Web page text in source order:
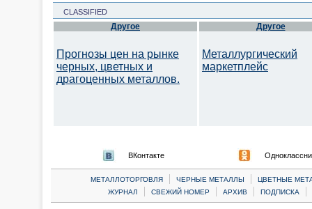
CLASSIFIED
Другое
Прогнозы цен на рынке
черных, цветных и
драгоценных металлов.
Другое
Металлургический
маркетплейс
ВКонтакте
МЕТАЛЛОТОРГОВЛЯ | ЧЕРНЫЕ МЕТАЛЛЫ |
ЦВЕТНЫЕ
ЖУРНАЛ
| СВЕЖИЙ НОМЕР | АРХИВ | ПОДПИСКА |